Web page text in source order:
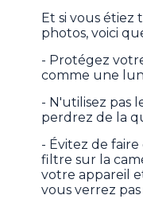
Et si vous
photos, voici
- Protégez
comme une
- N'utilisez pas
perdrez de la
- Évitez de faire
filtre sur la
votre appareil
vous verrez